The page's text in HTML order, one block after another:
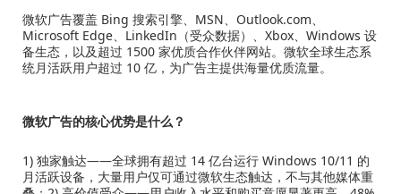
微软广告覆盖 Bing 搜索引擎、MSN、Outlook.com、
Microsoft Edge、LinkedIn（受众数据）、Xbox、Windows 设
备生态，以及超过 1500 家优质合作伙伴网站。微软全球生态系
统月活跃用户超过 10 亿，为广告主提供海量优质流量。
微软广告的核心优势是什么？
1) 独家触达——全球拥有超过 14 亿台运行 Windows 10/11 的
月活跃设备，大量用户仅可通过微软生态触达，不与其他媒体重